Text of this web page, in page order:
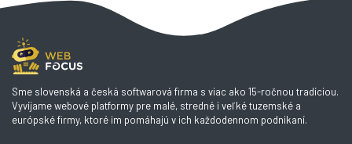
Sme slovenská a česká softwarová firma s viac ako 15-ročnou tradíciou.
Vyvíjame webové platformy pre malé, stredné i veľké tuzemské a
európské firmy, ktoré im pomáhajú v ich každodennom podnikaní.